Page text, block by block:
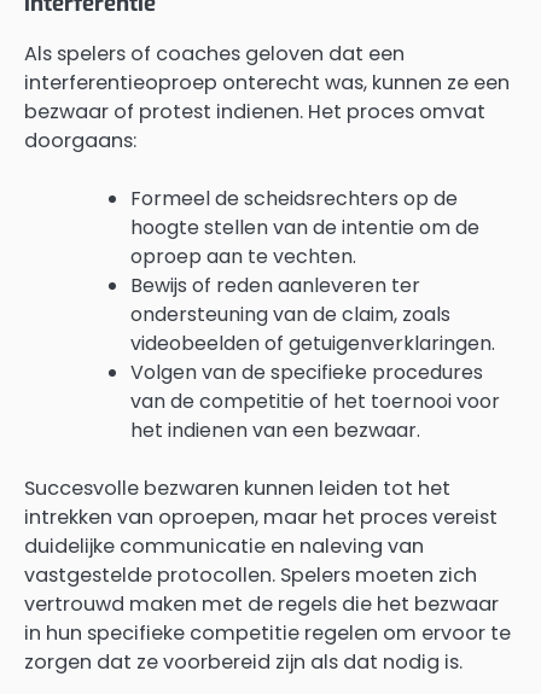
Als spelers of coaches geloven dat een
interferentieoproep onterecht was, kunnen ze een
bezwaar of protest indienen. Het proces omvat
doorgaans:
Formeel de scheidsrechters op de
hoogte stellen van de intentie om de
oproep aan te vechten.
Bewijs of reden aanleveren ter
ondersteuning van de claim, zoals
videobeelden of getuigenverklaringen.
Volgen van de specifieke procedures
van de competitie of het toernooi voor
het indienen van een bezwaar.
Succesvolle bezwaren kunnen leiden tot het
intrekken van oproepen, maar het proces vereist
duidelijke communicatie en naleving van
vastgestelde protocollen. Spelers moeten zich
vertrouwd maken met de regels die het bezwaar
in hun specifieke competitie regelen om ervoor te
zorgen dat ze voorbereid zijn als dat nodig is.